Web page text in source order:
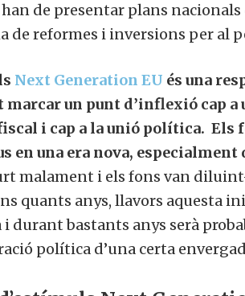
de presentar plans
de reformes i inversions per al
Next Generation EUés una
un punt d’inflexió cap a
i cap a la unió política. Els
en una era nova, especialment
malament i els fons van
quants anys, llavors aquesta
i durant bastants anys serà
política d’una certa
Vols
Et